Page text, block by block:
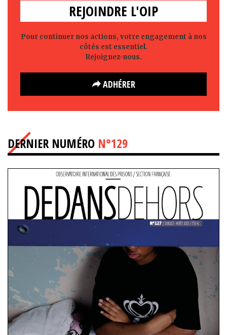
REJOINDRE L'OIP
Pour continuer nos actions, votre engagement à nos
côtés est essentiel.
Rejoignez-nous.
ADHÉRER
DERNIER NUMÉRO N°129